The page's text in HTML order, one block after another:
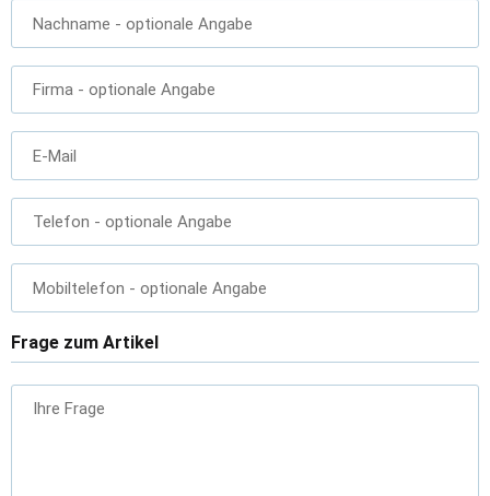
Nachname - optionale Angabe
Firma - optionale Angabe
E-Mail
Telefon - optionale Angabe
Mobiltelefon - optionale Angabe
Frage zum Artikel
Ihre Frage